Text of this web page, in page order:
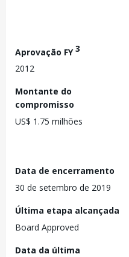
Aprovação FY3
2012
Montante do
compromisso
US$ 1.75 milhões
Data de encerramento
30 de setembro de 2019
Última etapa alcançada
Board Approved
Data da última